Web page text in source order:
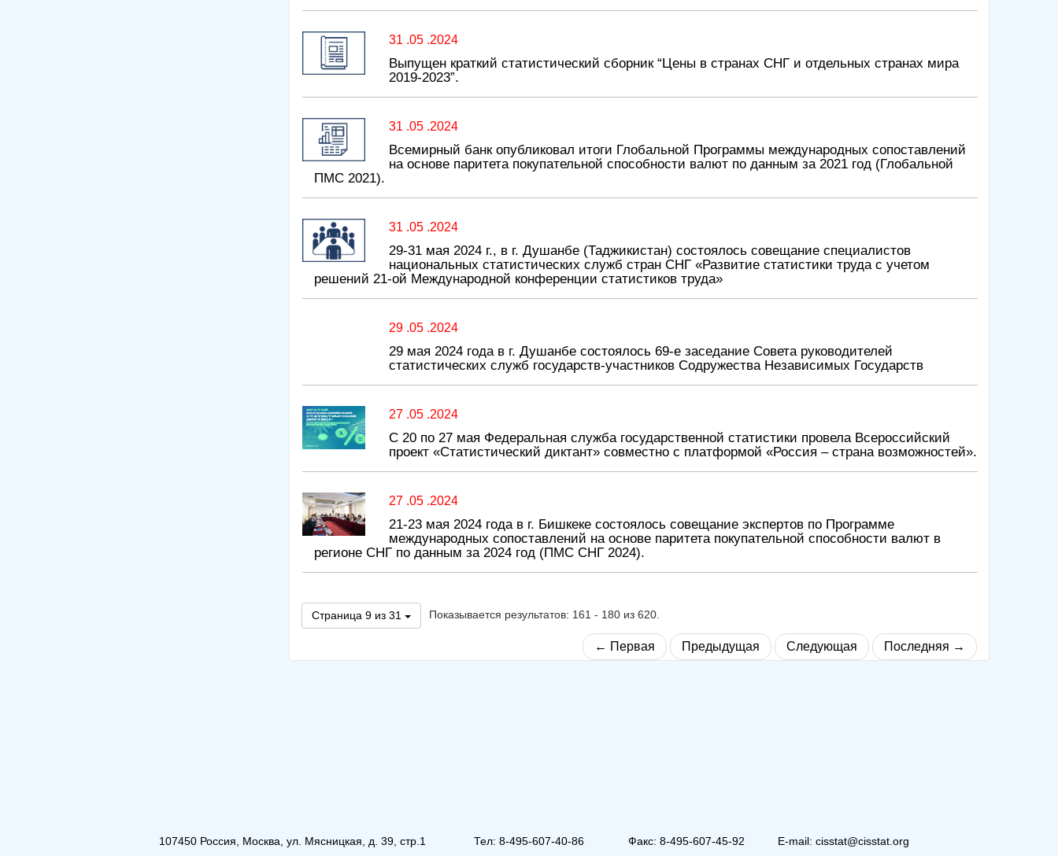
31 .05 .2024
Выпущен краткий статистический сборник “Цены в странах СНГ и отдельных странах мира
2019-2023”.
31 .05 .2024
Всемирный банк опубликовал итоги Глобальной Программы международных сопоставлений
на основе паритета покупательной способности валют по данным за 2021 год (Глобальной
ПМС 2021).
31 .05 .2024
29-31 мая 2024 г., в г. Душанбе (Таджикистан) состоялось совещание специалистов
национальных статистических служб стран СНГ «Развитие статистики труда с учетом
решений 21-ой Международной конференции статистиков труда»
29 .05 .2024
29 мая 2024 года в г. Душанбе состоялось 69-е заседание Совета руководителей
статистических служб государств-участников Содружества Независимых Государств
27 .05 .2024
С 20 по 27 мая Федеральная служба государственной статистики провела Всероссийский
проект «Статистический диктант» совместно с платформой «Россия – страна возможностей».
27 .05 .2024
21-23 мая 2024 года в г. Бишкеке состоялось совещание экспертов по Программе
международных сопоставлений на основе паритета покупательной способности валют в
регионе СНГ по данным за 2024 год (ПМС СНГ 2024).
Страница 9 из 31 Показывается результатов: 161 - 180 из 620.
← Первая Предыдущая Следующая Последняя →
107450 Россия, Москва, ул. Мясницкая, д. 39, стр.1 Тел: 8-495-607-40-86 Факс: 8-495-607-45-92 E-mail: cisstat@cisstat.org